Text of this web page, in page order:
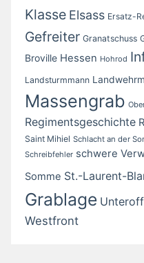
Klasse Elsass Ersatz-
Gefreiter Granatschuss
Broville Hessen Hohrod
Landsturmmann
Massengrab
Regimentsgeschichte
Saint Mihiel Schlacht an der
Schreibfehler schwere
Somme St.-Laurent-
Grablage
Westfront